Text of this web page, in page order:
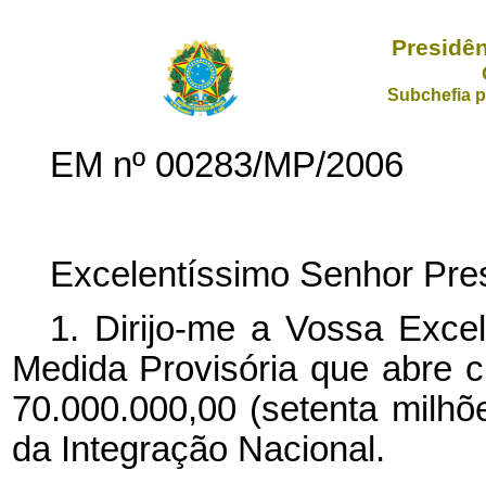
Subchefia
EM nº 00283/MP/2006
Excelentíssimo Senhor
1. Dirijo-me a Vossa
Medida Provisória que abre
70.000.000,00 (setenta
da Integração Nacional.